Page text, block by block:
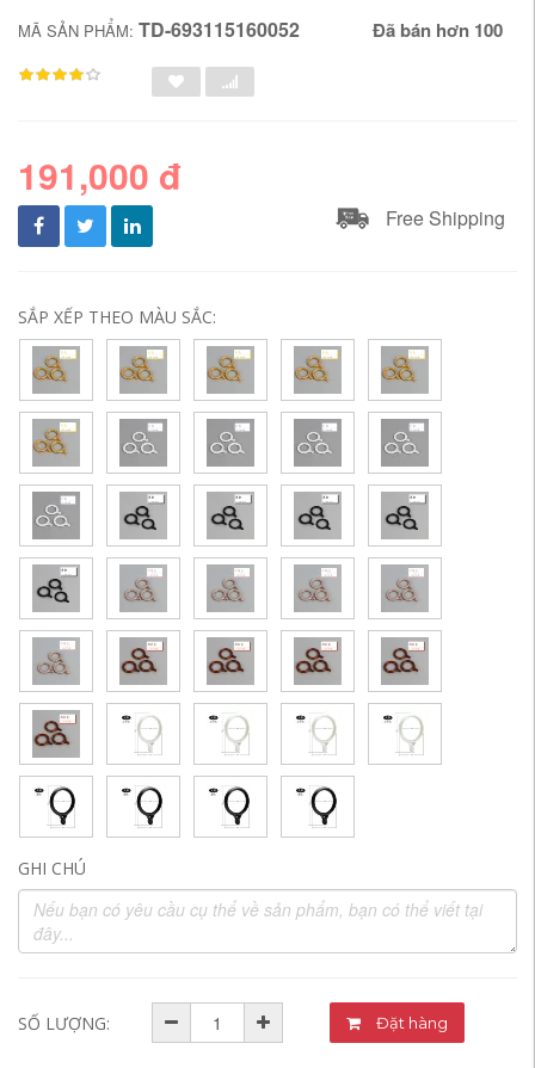
MÃ SẢN PHẨM: TD-693115160052 Đã bán hơn 100
191,000 đ
Free Shipping
SẮP XẾP THEO MÀU SẮC:
GHI CHÚ
SỐ LƯỢNG: Đặt hàng